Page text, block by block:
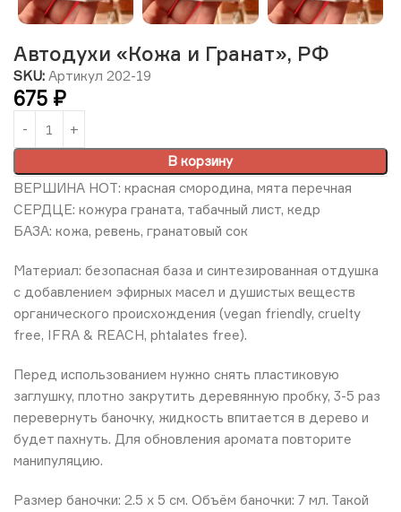
Автодухи «Кожа и Гранат», РФ
SKU: Артикул 202-19
675 ₽
В корзину
ВЕРШИНА НОТ: красная смородина, мята перечная
СЕРДЦЕ: кожура граната, табачный лист, кедр
БАЗА: кожа, ревень, гранатовый сок
Материал: безопасная база и синтезированная отдушка
с добавлением эфирных масел и душистых веществ
органического происхождения (vegan friendly, cruelty
free, IFRA & REACH, phtalates free).
Перед использованием нужно снять пластиковую
заглушку, плотно закрутить деревянную пробку, 3-5 раз
перевернуть баночку, жидкость впитается в дерево и
будет пахнуть. Для обновления аромата повторите
манипуляцию.
Размер баночки: 2.5 х 5 см. Объём баночки: 7 мл. Такой